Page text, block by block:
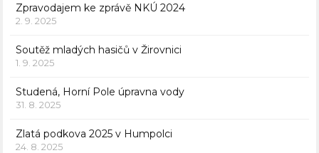
Zpravodajem ke zprávě NKÚ 2024
2. 9. 2025
Soutěž mladých hasičů v Žirovnici
1. 9. 2025
Studená, Horní Pole úpravna vody
31. 8. 2025
Zlatá podkova 2025 v Humpolci
24. 8. 2025